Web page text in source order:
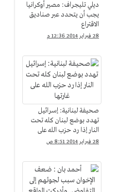
ديلي تليجراف: مصير أوكرانيا
يجب أن يتحدد عبر صناديق
الاقتراع
28 فبراير 2014 12:36 م
صحيفة لبنانية: إسرائيل
تهدد بوضع لبنان كله تحت
النار إذا رد حزب الله على
غارتها
28 فبراير 2014 8:51 ص